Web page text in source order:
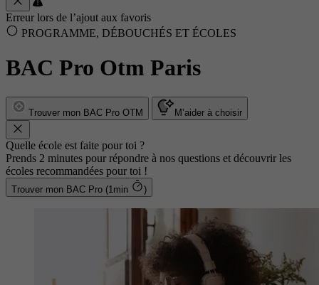
Erreur lors de l’ajout aux favoris
PROGRAMME, DÉBOUCHÉS ET ÉCOLES
BAC Pro Otm Paris
Trouver mon BAC Pro OTM M’aider à choisir
Quelle école est faite pour toi ?
Prends 2 minutes pour répondre à nos questions et découvrir les
écoles recommandées pour toi !
Trouver mon BAC Pro (1min )